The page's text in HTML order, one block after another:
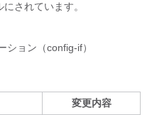
されています。
ション（config-if）
変更内容